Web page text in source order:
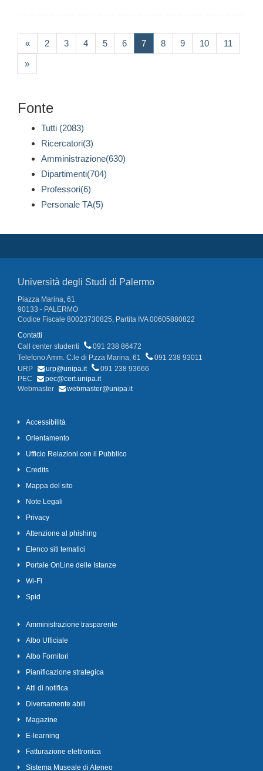
« 2 3 4 5 6 7(current)
8 9 10 11
»
Fonte
Tutti (2083)
Ricercatori(3)
Amministrazione(630)
Dipartimenti(704)
Professori(6)
Personale TA(5)
Università degli Studi di Palermo
Piazza Marina, 61
90133 - PALERMO
Codice Fiscale 80023730825, Partita IVA 00605880822
Contatti
Call center studenti
091 238 86472
Telefono Amm. C.le di P.zza Marina, 61
091 238 93011
URP
urp@unipa.it
091 238 93666
PEC
pec@cert.unipa.it
Webmaster
webmaster@unipa.it
Accessibilità
Orientamento
Ufficio Relazioni con il Pubblico
Credits
Mappa del sito
Note Legali
Privacy
Attenzione al phishing
Elenco siti tematici
Portale OnLine delle Istanze
Wi-Fi
Spid
Amministrazione trasparente
Albo Ufficiale
Albo Fornitori
Pianificazione strategica
Atti di notifica
Diversamente abili
Magazine
E-learning
Fatturazione elettronica
Sistema Museale di Ateneo